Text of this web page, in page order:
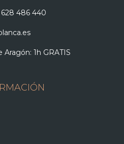
628 486 440
1h GRATIS